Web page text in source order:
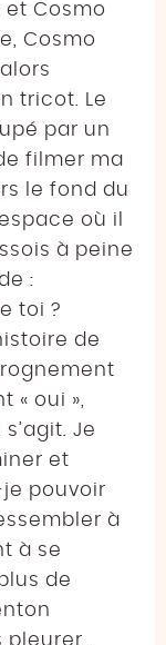
et Cosmo
Cosmo
tricot. Le
par un
filmer ma
le fond du
où il
à peine
:
toi ?
de
« oui »,
Je
et
pouvoir
à
à se
de